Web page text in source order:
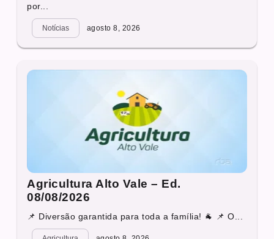
por...
Notícias agosto 8, 2026
Agricultura Alto Vale – Ed.
08/08/2026
📌 Diversão garantida para toda a família! 🐐 📌 O...